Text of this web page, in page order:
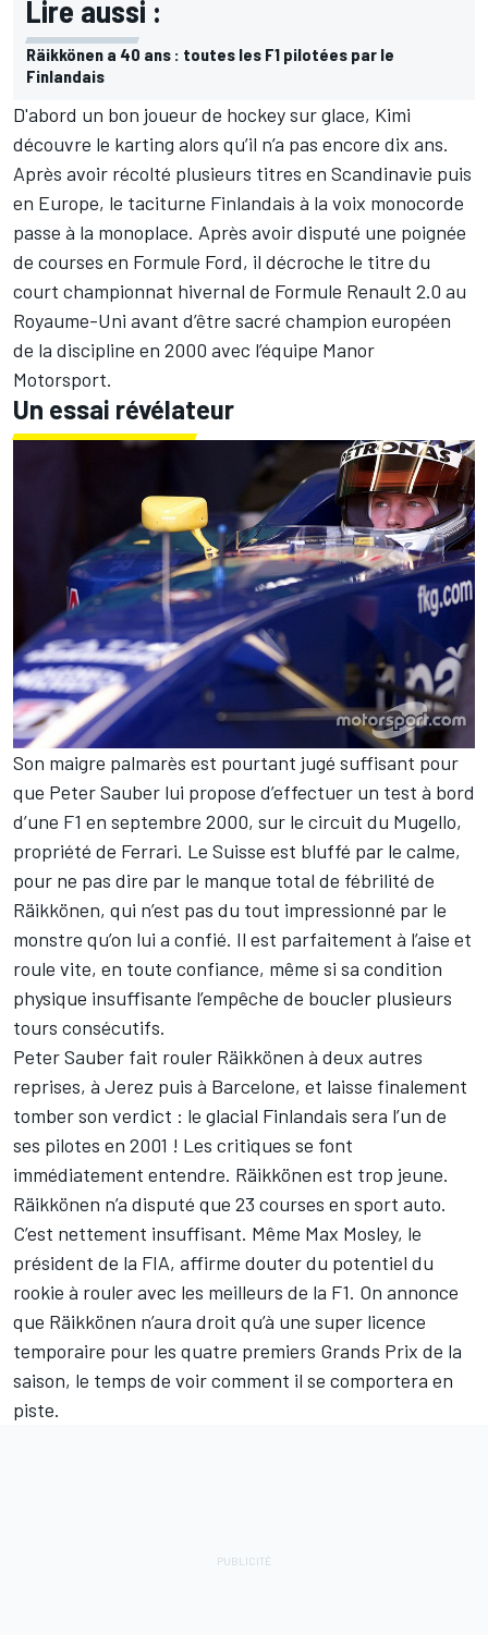
Lire aussi :
Räikkönen a 40 ans : toutes les F1 pilotées par le
Finlandais
D'abord un bon joueur de hockey sur glace, Kimi
découvre le karting alors qu’il n’a pas encore dix ans.
Après avoir récolté plusieurs titres en Scandinavie puis
en Europe, le taciturne Finlandais à la voix monocorde
passe à la monoplace. Après avoir disputé une poignée
de courses en Formule Ford, il décroche le titre du
court championnat hivernal de Formule Renault 2.0 au
Royaume-Uni avant d’être sacré champion européen
de la discipline en 2000 avec l’équipe Manor
Motorsport.
Un essai révélateur
Son maigre palmarès est pourtant jugé suffisant pour
que Peter Sauber lui propose d’effectuer un test à bord
d’une F1 en septembre 2000, sur le circuit du Mugello,
propriété de Ferrari. Le Suisse est bluffé par le calme,
pour ne pas dire par le manque total de fébrilité de
Räikkönen, qui n’est pas du tout impressionné par le
monstre qu’on lui a confié. Il est parfaitement à l’aise et
roule vite, en toute confiance, même si sa condition
physique insuffisante l’empêche de boucler plusieurs
tours consécutifs.
Peter Sauber fait rouler Räikkönen à deux autres
reprises, à Jerez puis à Barcelone, et laisse finalement
tomber son verdict : le glacial Finlandais sera l’un de
ses pilotes en 2001 ! Les critiques se font
immédiatement entendre. Räikkönen est trop jeune.
Räikkönen n’a disputé que 23 courses en sport auto.
C’est nettement insuffisant. Même Max Mosley, le
président de la FIA, affirme douter du potentiel du
rookie à rouler avec les meilleurs de la F1. On annonce
que Räikkönen n’aura droit qu’à une super licence
temporaire pour les quatre premiers Grands Prix de la
saison, le temps de voir comment il se comportera en
piste.